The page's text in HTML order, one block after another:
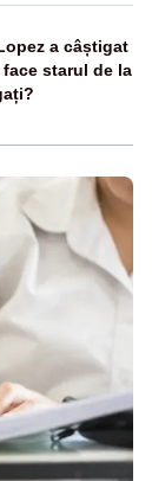
a câștigat
starul de la